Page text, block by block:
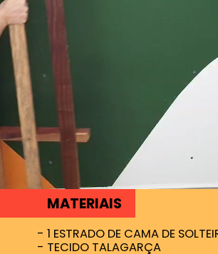
MATERIAIS
- 1 ESTRADO DE CAMA DE
- TECIDO TALAGARÇA